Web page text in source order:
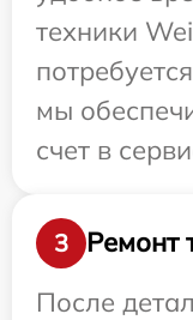
техники
мы
счет в
3
Ремонт
После